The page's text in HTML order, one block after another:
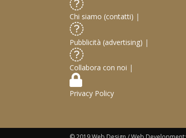
Chi siamo (contatti) |
Pubblicità (advertising) |
Collabora con noi |
Privacy Policy